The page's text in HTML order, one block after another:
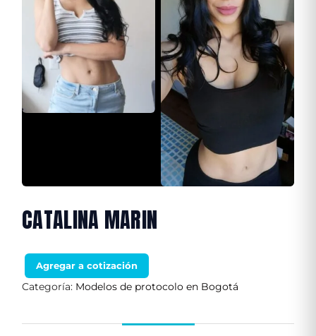
CATALINA MARIN
Agregar a cotización
Categoría: Modelos de protocolo en Bogotá